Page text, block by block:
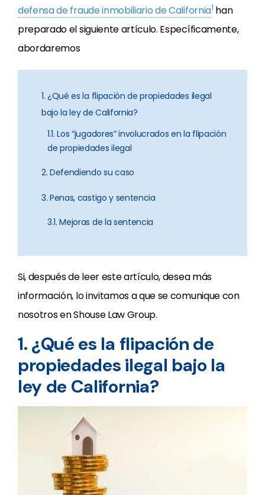
defensa de fraude inmobiliario de California1 han
preparado el siguiente artículo. Específicamente,
abordaremos
1. ¿Qué es la flipación de propiedades ilegal
bajo la ley de California?
1.1. Los “jugadores” involucrados en la flipación
de propiedades ilegal
2. Defendiendo su caso
3. Penas, castigo y sentencia
3.1. Mejoras de la sentencia
Si, después de leer este artículo, desea más
información, lo invitamos a que se comunique con
nosotros en Shouse Law Group.
1. ¿Qué es la flipación de
propiedades ilegal bajo la
ley de California?